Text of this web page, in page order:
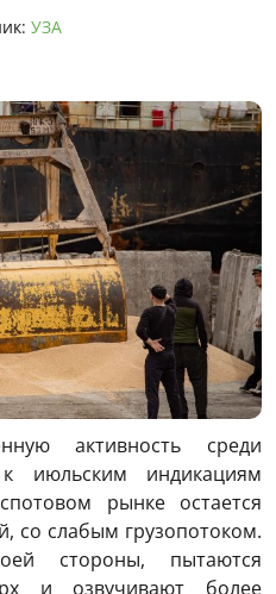
УЗА
активность среди
июльским индикациям
рынке остается
со слабым грузопотоком.
стороны, пытаются
и озвучивают более